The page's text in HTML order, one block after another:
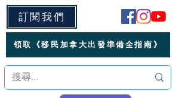
訂閱我們
領取《移民加拿大出發準備全指南》